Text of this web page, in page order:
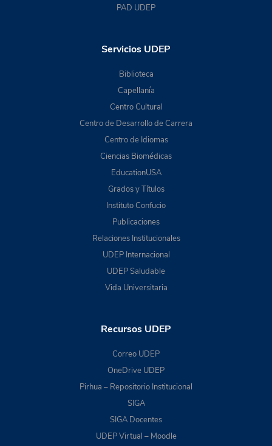
PAD UDEP
Servicios UDEP
Biblioteca
Capellanía
Centro Cultural
Centro de Desarrollo de Carrera
Centro de Idiomas
Ciencias Biomédicas
EducationUSA
Grados y Títulos
Instituto Confucio
Publicaciones
Relaciones Institucionales
UDEP Internacional
UDEP Saludable
Vida Universitaria
Recursos UDEP
Correo UDEP
OneDrive UDEP
Pirhua – Repositorio Institucional
SIGA
SIGA Docentes
UDEP Virtual – Moodle